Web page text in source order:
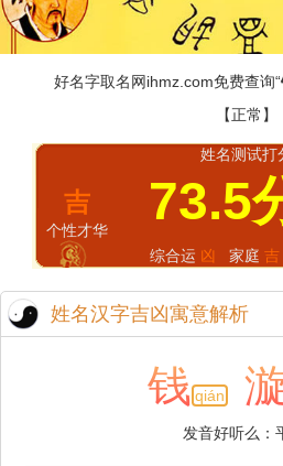
好名字取名网ihmz.com免费查询“
【正常】
吉
个性才华
姓名测试打
73.5
综合运 凶 家庭 吉
姓名汉字吉凶寓意解析
钱 qián
发音好听么：